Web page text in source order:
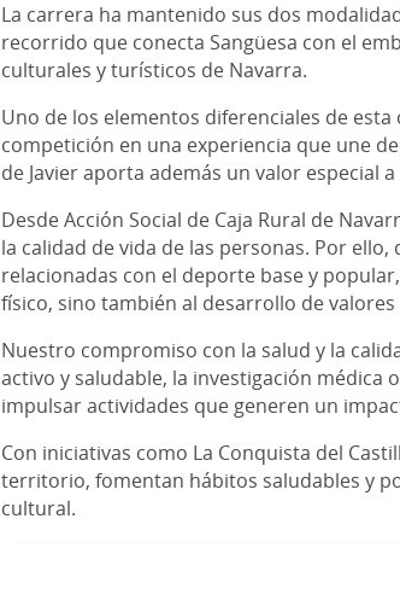
La carrera ha mantenido sus dos
recorrido que conecta Sangüesa con el
culturales y turísticos de Navarra.
Uno de los elementos diferenciales de
competición en una experiencia que une
de Javier aporta además un valor
Desde Acción Social de Caja Rural de
la calidad de vida de las personas. Por
relacionadas con el deporte base y
físico, sino también al desarrollo de
Nuestro compromiso con la salud y la
activo y saludable, la investigación médica
impulsar actividades que generen un
Con iniciativas como La Conquista del
territorio, fomentan hábitos saludables y
cultural.